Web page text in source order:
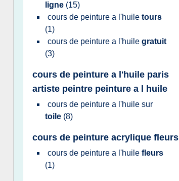
ligne (15)
cours de peinture a l'huile tours
(1)
cours de peinture a l'huile gratuit
(3)
cours de peinture a l'huile paris
artiste peintre peinture a l huile
cours de peinture a l'huile sur
toile (8)
cours de peinture acrylique fleurs
cours de peinture a l'huile fleurs
(1)